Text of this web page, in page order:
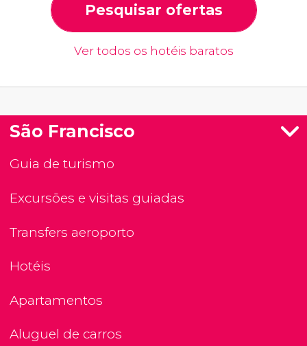
Pesquisar ofertas
Ver todos os hotéis baratos
São Francisco
Guia de turismo
Excursões e visitas guiadas
Transfers aeroporto
Hotéis
Apartamentos
Aluguel de carros